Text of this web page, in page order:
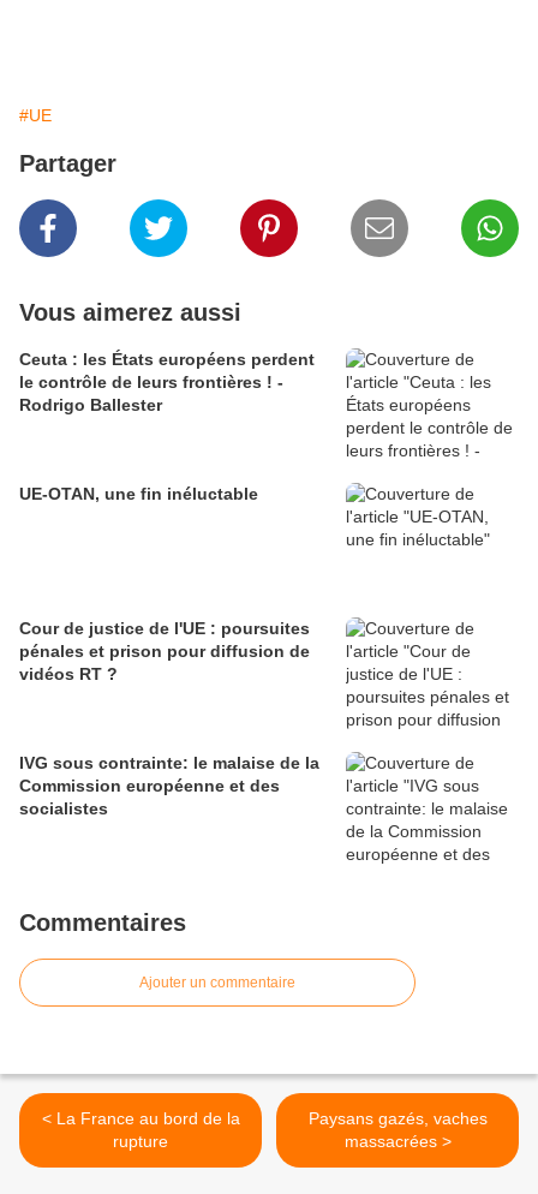
#UE
Partager
Vous aimerez aussi
Ceuta : les États européens perdent
le contrôle de leurs frontières ! -
Rodrigo Ballester
UE-OTAN, une fin inéluctable
Cour de justice de l'UE : poursuites
pénales et prison pour diffusion de
vidéos RT ?
IVG sous contrainte: le malaise de la
Commission européenne et des
socialistes
Commentaires
Ajouter un commentaire
< La France au bord de la
rupture
Paysans gazés, vaches
massacrées >